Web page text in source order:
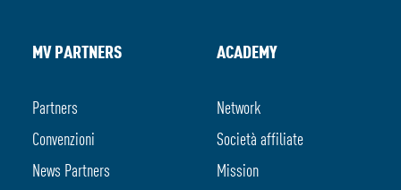
MV PARTNERS
Partners
Convenzioni
News Partners
ACADEMY
Network
Società affiliate
Mission